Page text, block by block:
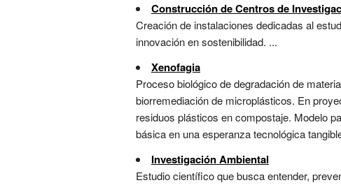
Construcción de Centros de
Creación de instalaciones dedicadas al
innovación en sostenibilidad. ...
Xenofagia
Proceso biológico de degradación de
biorremediación de microplásticos. En
residuos plásticos en compostaje. Modelo
básica en una esperanza tecnológica
Investigación Ambiental
Estudio científico que busca entender,